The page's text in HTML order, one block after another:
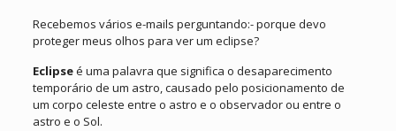
Recebemos vários e-mails perguntando:- porque devo
proteger meus olhos para ver um eclipse?
Eclipseé uma palavra que significa o desaparecimento
temporário de um astro, causado pelo posicionamento de
um corpo celeste entre o astro e o observador ou entre o
astro e o Sol.